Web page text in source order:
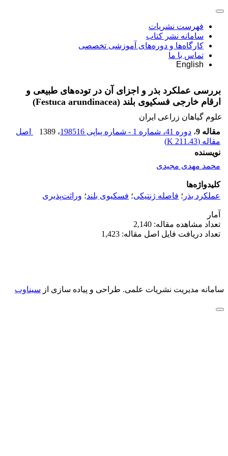
فهرست نشریات
سامانه نشر کتاب
کارگاه‌ها و دوره‌های آموزشی تخصصی
تماس با ما
English
بررسی عملکرد بذر و اجزای آن در توده‌های طبیعی و
ارقام خارجی فسکیوی بلند (Festuca arundinacea)
علوم گیاهان زراعی ایران
مقاله 9
، دوره 41، شماره 1 - شماره پیاپی 198516 ، 1389
اصل
مقاله (211.43 K
)
نویسنده
محمد مهدی مجیدی
کلیدواژه‌ها
عملکرد بذر ؛ فاصله ژنتیکی؛ فسکیوی بلند؛ وراثت‌پذیری
آمار
تعداد مشاهده مقاله: 2,140
تعداد دریافت فایل اصل مقاله: 1,423
سامانه مدیریت نشریات علمی. طراحی و پیاده سازی از سیناوب